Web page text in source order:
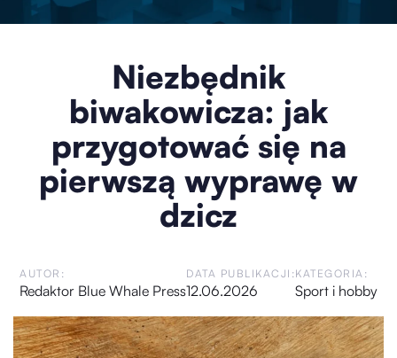
Niezbędnik
biwakowicza: jak
przygotować się na
pierwszą wyprawę w
dzicz
AUTOR:
Redaktor Blue Whale Press
DATA PUBLIKACJI:
12.06.2026
KATEGORIA:
Sport i hobby